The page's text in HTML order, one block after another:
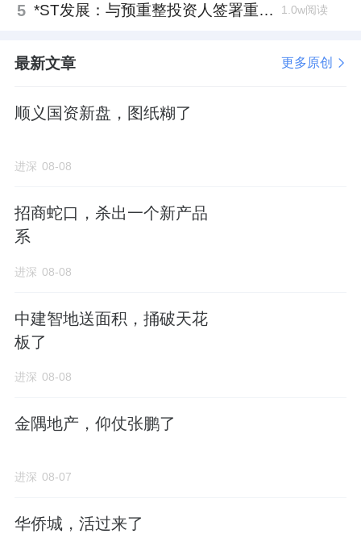
房间进深差不多了。
上面这三部分全是封到室内的。
4、花池：北排3栋小高层，南阳台外边，还有
景观花池。
价格预测
黄庄村这宗地早在2024年就进到供地清单上
了。
当时预申请的起始交易价是42.43亿元，折合楼
㎡。
今年返场上架，价格几近腰斩，并且也取消了
5 *ST发展：与预重整投资人签署重整投资协议，股票复牌 1.0w阅读
最新文章 更多原创
顺义国资新盘，图纸糊了
进深 08-08
招商蛇口，杀出一个新产品
系
进深 08-08
中建智地送面积，捅破天花
板了
进深 08-08
金隅地产，仰仗张鹏了
进深 08-07
华侨城，活过来了